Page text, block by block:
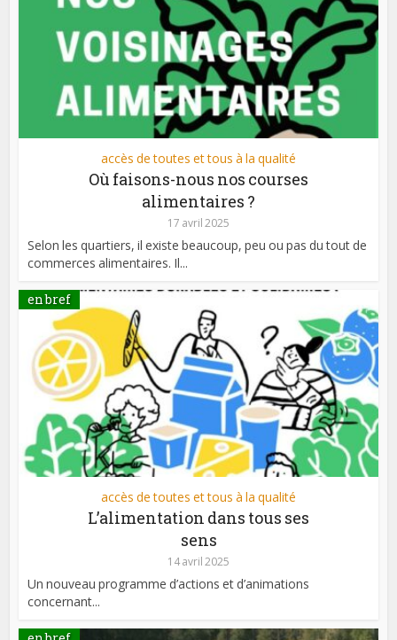
accès de toutes et tous à la qualité
Où faisons-nous nos courses
alimentaires ?
17 avril 2025
Selon les quartiers, il existe beaucoup, peu ou pas du tout de
commerces alimentaires. Il...
en bref
accès de toutes et tous à la qualité
L’alimentation dans tous ses
sens
14 avril 2025
Un nouveau programme d’actions et d’animations
concernant...